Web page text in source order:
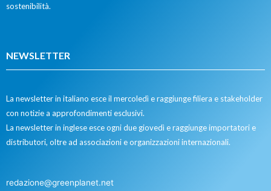
sostenibilità.
NEWSLETTER
La newsletter in italiano esce il mercoledì e raggiunge filiera e stakeholder
con notizie a approfondimenti esclusivi.
La newsletter in inglese esce ogni due giovedì e raggiunge importatori e
distributori, oltre ad associazioni e organizzazioni internazionali.
redazione@greenplanet.net